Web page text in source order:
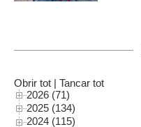
Obrir tot | Tancar tot
2026 (71)
2025 (134)
2024 (115)